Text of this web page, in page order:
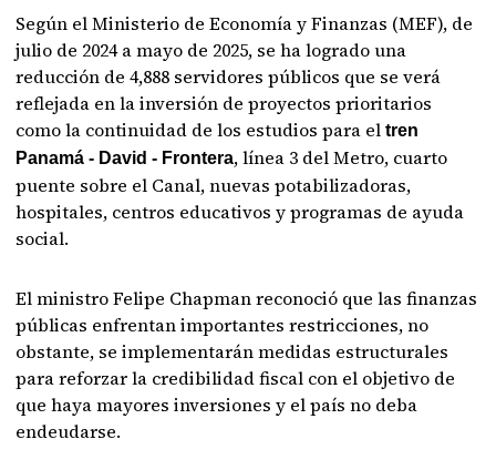
Según el Ministerio de Economía y Finanzas (MEF), de
julio de 2024 a mayo de 2025, se ha logrado una
reducción de 4,888 servidores públicos que se verá
reflejada en la inversión de proyectos prioritarios
como la continuidad de los estudios para eltren
Panamá - David - Frontera, línea 3 del Metro, cuarto
puente sobre el Canal, nuevas potabilizadoras,
hospitales, centros educativos y programas de ayuda
social.
El ministro Felipe Chapman reconoció que las finanzas
públicas enfrentan importantes restricciones, no
obstante, se implementarán medidas estructurales
para reforzar la credibilidad fiscal con el objetivo de
que haya mayores inversiones y el país no deba
endeudarse.